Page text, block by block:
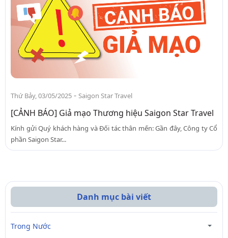
Thứ Bảy, 03/05/2025 - Saigon Star Travel
[CẢNH BÁO] Giả mạo Thương hiệu Saigon Star Travel
Kính gửi Quý khách hàng và Đối tác thân mến: Gần đây, Công ty Cổ
phần Saigon Star...
Danh mục bài viết
Trong Nước